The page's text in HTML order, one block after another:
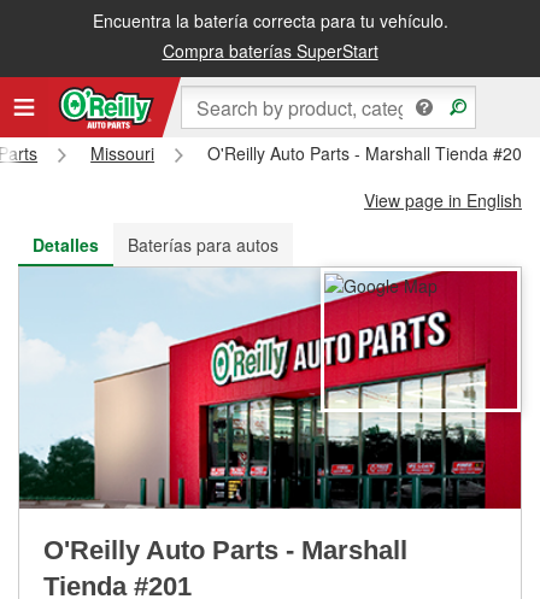
Encuentra la batería correcta para tu vehículo.
Compra baterías SuperStart
Recibe tu orden gratis al día siguiente o recógela en la tienda
Missouri
O'Reilly Auto Parts - Marshall Tienda #201
View page in English
Detalles
Baterías para autos
O'Reilly Auto Parts - Marshall
Tienda #201